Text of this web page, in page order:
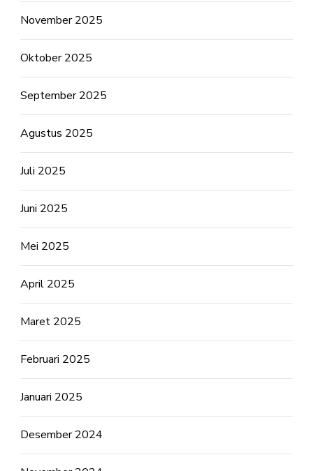
November 2025
Oktober 2025
September 2025
Agustus 2025
Juli 2025
Juni 2025
Mei 2025
April 2025
Maret 2025
Februari 2025
Januari 2025
Desember 2024